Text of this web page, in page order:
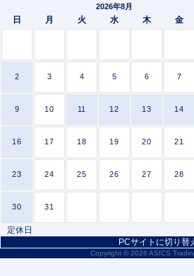
2026年8月
日 月 火 水 木 金
2 3 4 5 6 7
9 10 11 12 13 14
16 17 18 19 20 21
23 24 25 26 27 28
30 31
定休日
PCサイトに切り替
Copyright © 2026 ASICS